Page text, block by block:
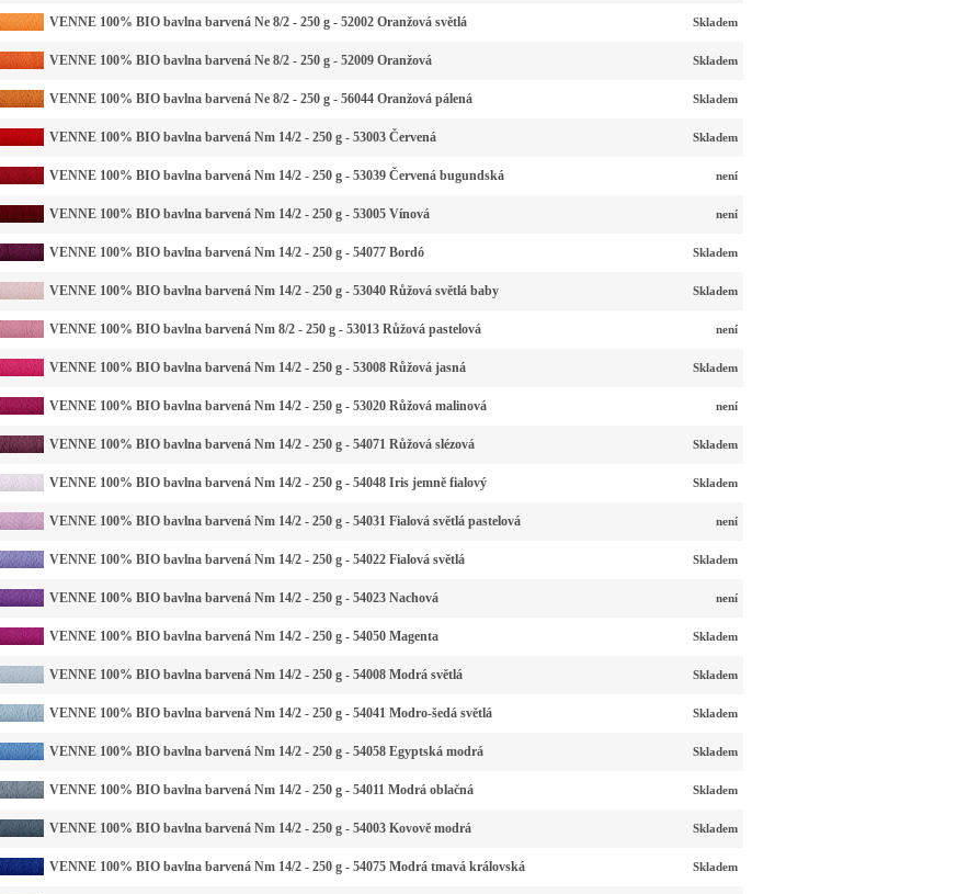
VENNE 100% BIO bavlna barvená Ne 8/2 - 250 g - 52002 Oranžová světlá Skladem
VENNE 100% BIO bavlna barvená Ne 8/2 - 250 g - 52009 Oranžová Skladem
VENNE 100% BIO bavlna barvená Ne 8/2 - 250 g - 56044 Oranžová pálená Skladem
VENNE 100% BIO bavlna barvená Nm 14/2 - 250 g - 53003 Červená Skladem
VENNE 100% BIO bavlna barvená Nm 14/2 - 250 g - 53039 Červená bugundská není
VENNE 100% BIO bavlna barvená Nm 14/2 - 250 g - 53005 Vínová není
VENNE 100% BIO bavlna barvená Nm 14/2 - 250 g - 54077 Bordó Skladem
VENNE 100% BIO bavlna barvená Nm 14/2 - 250 g - 53040 Růžová světlá baby Skladem
VENNE 100% BIO bavlna barvená Nm 8/2 - 250 g - 53013 Růžová pastelová není
VENNE 100% BIO bavlna barvená Nm 14/2 - 250 g - 53008 Růžová jasná Skladem
VENNE 100% BIO bavlna barvená Nm 14/2 - 250 g - 53020 Růžová malinová není
VENNE 100% BIO bavlna barvená Nm 14/2 - 250 g - 54071 Růžová slézová Skladem
VENNE 100% BIO bavlna barvená Nm 14/2 - 250 g - 54048 Iris jemně fialový Skladem
VENNE 100% BIO bavlna barvená Nm 14/2 - 250 g - 54031 Fialová světlá pastelová není
VENNE 100% BIO bavlna barvená Nm 14/2 - 250 g - 54022 Fialová světlá Skladem
VENNE 100% BIO bavlna barvená Nm 14/2 - 250 g - 54023 Nachová není
VENNE 100% BIO bavlna barvená Nm 14/2 - 250 g - 54050 Magenta Skladem
VENNE 100% BIO bavlna barvená Nm 14/2 - 250 g - 54008 Modrá světlá Skladem
VENNE 100% BIO bavlna barvená Nm 14/2 - 250 g - 54041 Modro-šedá světlá Skladem
VENNE 100% BIO bavlna barvená Nm 14/2 - 250 g - 54058 Egyptská modrá Skladem
VENNE 100% BIO bavlna barvená Nm 14/2 - 250 g - 54011 Modrá oblačná Skladem
VENNE 100% BIO bavlna barvená Nm 14/2 - 250 g - 54003 Kovově modrá Skladem
VENNE 100% BIO bavlna barvená Nm 14/2 - 250 g - 54075 Modrá tmavá královská Skladem